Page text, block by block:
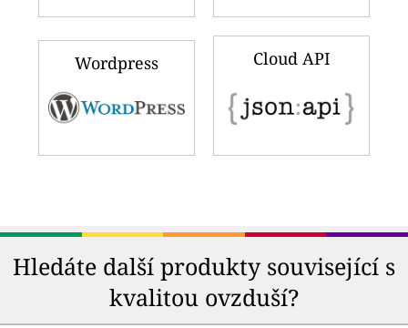
Wordpress Cloud API
Hledáte další produkty související s
kvalitou ovzduší?